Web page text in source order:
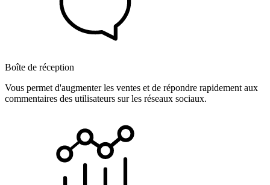
Boîte de réception
Vous permet d'augmenter les ventes et de répondre rapidement aux
commentaires des utilisateurs sur les réseaux sociaux.